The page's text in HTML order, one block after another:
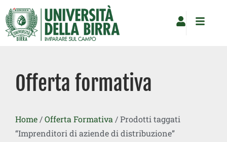
Vai
al
contenuto
Offerta formativa
Home/Offerta Formativa/ Prodotti taggati
“Imprenditori di aziende di distribuzione”